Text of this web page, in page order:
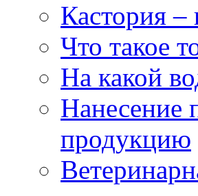
Кастория –
Что такое
На какой
Нанесение
продукцию